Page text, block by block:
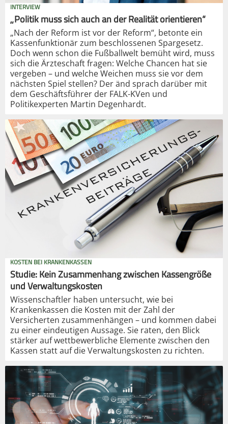
INTERVIEW
„Politik muss sich auch an der Realität orientieren“
„Nach der Reform ist vor der Reform“, betonte ein
Kassenfunktionär zum beschlossenen Spargesetz.
Doch wenn schon die Fußballwelt bemüht wird, muss
sich die Ärzteschaft fragen: Welche Chancen hat sie
vergeben – und welche Weichen muss sie vor dem
nächsten Spiel stellen? Der änd sprach darüber mit
dem Geschäftsführer der FALK-KVen und
Politikexperten Martin Degenhardt.
KOSTEN BEI KRANKENKASSEN
Studie: Kein Zusammenhang zwischen Kassengröße
und Verwaltungskosten
Wissenschaftler haben untersucht, wie bei
Krankenkassen die Kosten mit der Zahl der
Versicherten zusammenhängen – und kommen dabei
zu einer eindeutigen Aussage. Sie raten, den Blick
stärker auf wettbewerbliche Elemente zwischen den
Kassen statt auf die Verwaltungskosten zu richten.